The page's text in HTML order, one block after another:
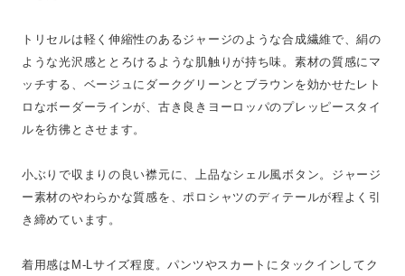
トリセルは軽く伸縮性のあるジャージのような合成繊維で、絹の
ような光沢感ととろけるような肌触りが持ち味。素材の質感にマ
ッチする、ベージュにダークグリーンとブラウンを効かせたレト
ロなボーダーラインが、古き良きヨーロッパのプレッピースタイ
ルを彷彿とさせます。
小ぶりで収まりの良い襟元に、上品なシェル風ボタン。ジャージ
ー素材のやわらかな質感を、ポロシャツのディテールが程よく引
き締めています。
着用感はM-Lサイズ程度。パンツやスカートにタックインしてク